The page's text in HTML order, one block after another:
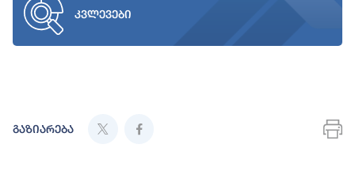
კვლევები
გაზიარება